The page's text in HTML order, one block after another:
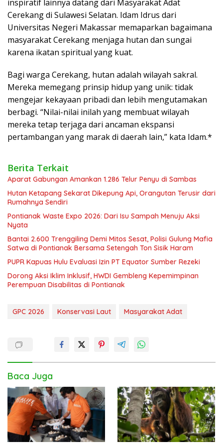
inspiratif lainnya datang dari Masyarakat Adat
Cerekang di Sulawesi Selatan. Idam Idrus dari
Universitas Negeri Makassar memaparkan bagaimana
masyarakat Cerekang menjaga hutan dan sungai
karena ikatan spiritual yang kuat.
​Bagi warga Cerekang, hutan adalah wilayah sakral.
Mereka memegang prinsip hidup yang unik: tidak
mengejar kekayaan pribadi dan lebih mengutamakan
berbagi. “Nilai-nilai inilah yang membuat wilayah
mereka tetap terjaga dari ancaman ekspansi
pertambangan yang marak di daerah lain,” kata Idam.*
Berita Terkait
Aparat Gabungan Amankan 1.286 Telur Penyu di Sambas
Hutan Ketapang Sekarat Dikepung Api, Orangutan Terusir dari
Rumahnya Sendiri
Pontianak Waste Expo 2026: Dari Isu Sampah Menuju Aksi
Nyata
Bantai 2.600 Trenggiling Demi Mitos Sesat, Polisi Gulung Mafia
Satwa di Pontianak Bersama Setengah Ton Sisik Haram
PUPR Kapuas Hulu Evaluasi Izin PT Equator Sumber Rezeki
Dorong Aksi Iklim Inklusif, HWDI Gembleng Kepemimpinan
Perempuan Disabilitas di Pontianak
GPC 2026 Konservasi Laut Masyarakat Adat
Baca Juga